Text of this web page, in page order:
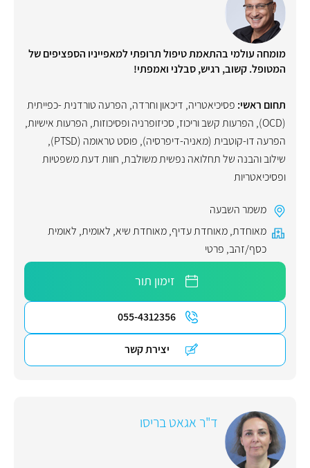
מומחה עולמי בהתאמת טיפול תרופתי למאפייניו הספציפים של
המטופל. קשוב, רגיש, סבלני ואמפתי!
תחום ראשי: פסיכיאטריה, דיכאון וחרדה, הפרעה טורדנית -כפייתית
(OCD)
, הפרעות קשב וריכוז, סכיזופרניה ופסיכוזות, הפרעות אישיות,
הפרעה דו-קוטבית (מאניה-דיפרסיה), פוסט טראומה (PTSD)
,
שילוב והבנה של תחלואה נפשית משולבת, חוות דעת משפטיות
ופסיכיאטריות
משמר השבעה
מאוחדת,מאוחדת עדיף,מאוחדת שיא, לאומית, לאומית
כסף/זהב, פרטי
זימון תור
055-4312356
יצירת קשר
ד"ר אגאט בריסו